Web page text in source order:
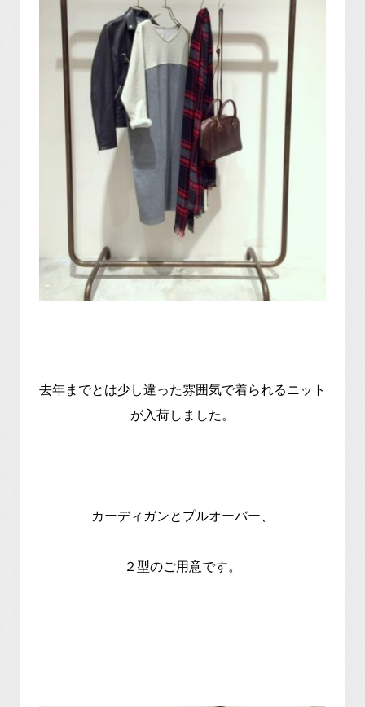
去年までとは少し違った雰囲気で着られるニット
が入荷しました。
カーディガンとプルオーバー、
２型のご用意です。